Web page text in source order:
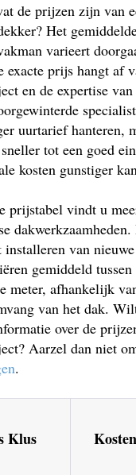
de prijzen zijn van
Het
varieert
exacte prijs hangt af
en de expertise van
uurtarief hanteren,
tot een goed
kosten gunstiger
prijstabel vindt u
installeren van nieuwe
gemiddeld
meter, afhankelijk
van het dak.
over de
Aarzel dan niet
.
Klus